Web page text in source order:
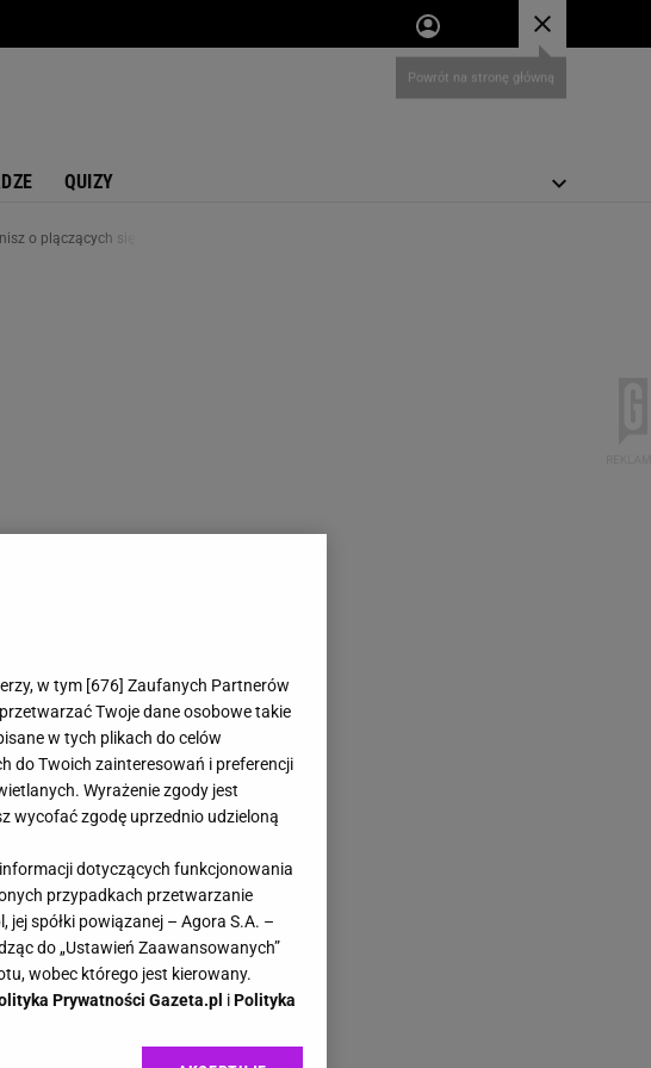
QUIZY
o plączących się i łamliwych puklach
a
w tym [676] Zaufanych Partnerów
Twoje dane osobowe takie
w tych plikach do celów
do Twoich zainteresowań i preferencji
Wyrażenie zgody jest
wycofać zgodę uprzednio udzieloną
dotyczących funkcjonowania
przypadkach przetwarzanie
spółki powiązanej – Agora S.A. –
do „Ustawień Zaawansowanych”
wobec którego jest kierowany.
Prywatności Gazeta.pl iPolityka